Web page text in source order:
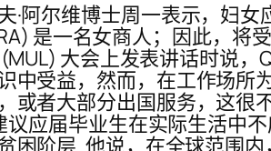
·阿尔维博士周一表示，妇
是一名女商人；因此，将
大会上发表讲话时说
中受益，然而，在工作场所
或者大部分出国服务，这很
议应届毕业生在实际生活中